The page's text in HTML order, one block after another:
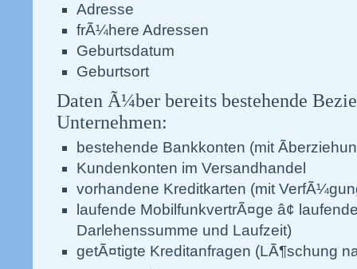
Adresse
frÃ¼here Adressen
Geburtsdatum
Geburtsort
Daten Ã¼ber bereits bestehende
Unternehmen:
bestehende Bankkonten (mit
Kundenkonten im Versandhandel
vorhandene Kreditkarten (mit
laufende MobilfunkvertrÃ¤ge â¢
Darlehenssumme und Laufzeit)
getÃ¤tigte Kreditanfragen (LÃ¶schung